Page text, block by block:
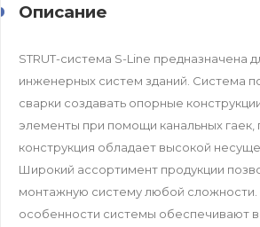
Описание
STRUT-система S-Line предназначена
инженерных систем зданий. Система
сварки создавать опорные
элементы при помощи канальных гаек,
конструкция обладает высокой
Широкий ассортимент продукции
монтажную систему любой сложности.
особенности системы обеспечивают